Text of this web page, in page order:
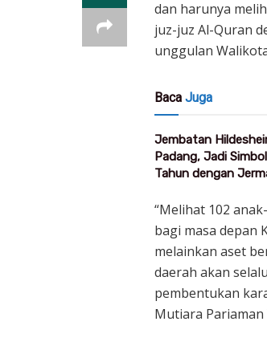
dan harunya
juz-juz Al-Quran
unggulan
Baca Juga
Jembatan
Padang, Jadi
Tahun dengan
“Melihat 102
bagi masa depan
melainkan aset
daerah akan
pembentukan
Mutiara Pariaman